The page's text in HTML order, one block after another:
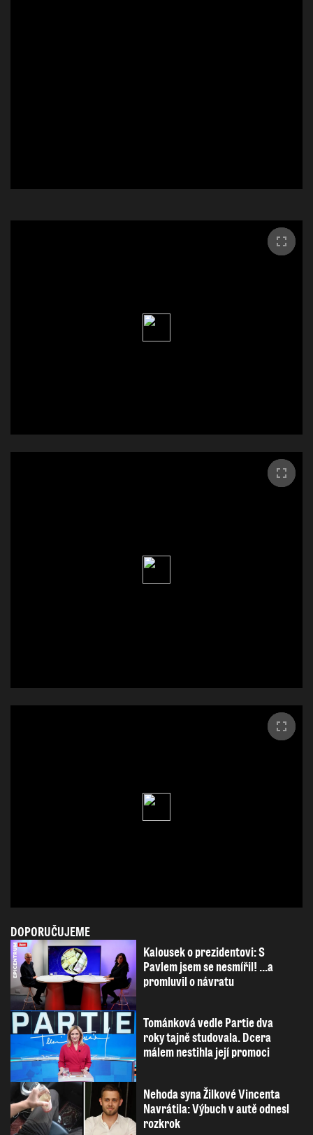
DOPORUČUJEME
Kalousek o prezidentovi: S
Pavlem jsem se nesmířil! ...a
promluvil o návratu
Tománková vedle Partie dva
roky tajně studovala. Dcera
málem nestihla její promoci
Nehoda syna Žilkové Vincenta
Navrátila: Výbuch v autě odnesl
rozkrok